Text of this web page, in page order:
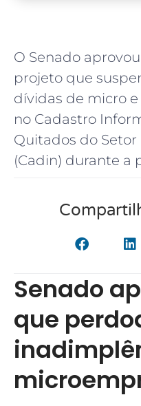
O Senado
projeto que
dívidas de micro
no Cadastro
Quitados do
(Cadin) durante a
Senado
que